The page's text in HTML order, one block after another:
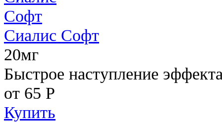
Сиалис Софт
20мг
Быстрое наступление
от 65 Р
Купить